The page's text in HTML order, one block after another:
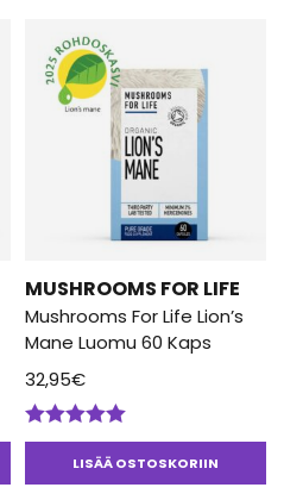
MUSHROOMS FOR LIFE
Mushrooms For Life Lion’s
Mane Luomu 60 Kaps
32,95€
Arvostelu
tuotteesta:LISÄÄ OSTOSKORIIN